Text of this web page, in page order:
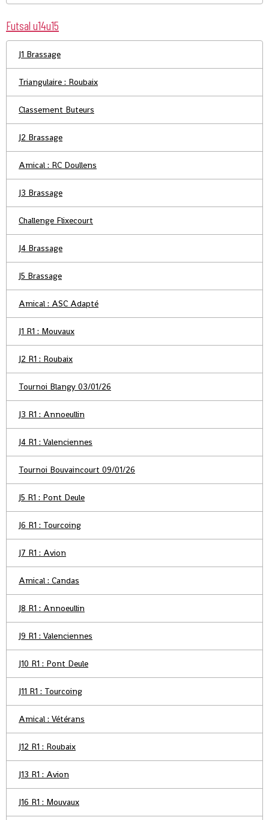
Futsal u14u15
J1 Brassage
Triangulaire : Roubaix
Classement Buteurs
J2 Brassage
Amical : RC Doullens
J3 Brassage
Challenge Flixecourt
J4 Brassage
J5 Brassage
Amical : ASC Adapté
J1 R1 : Mouvaux
J2 R1 : Roubaix
Tournoi Blangy 03/01/26
J3 R1 : Annoeullin
J4 R1 : Valenciennes
Tournoi Bouvaincourt 09/01/26
J5 R1 : Pont Deule
J6 R1 : Tourcoing
J7 R1 : Avion
Amical : Candas
J8 R1 : Annoeullin
J9 R1 : Valenciennes
J10 R1 : Pont Deule
J11 R1 : Tourcoing
Amical : Vétérans
J12 R1 : Roubaix
J13 R1 : Avion
J16 R1 : Mouvaux